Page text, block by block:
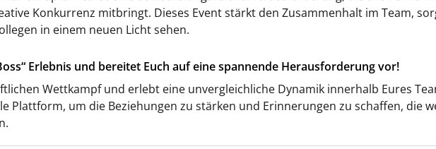
Konkurrenz mitbringt. Dieses Event stärkt den Zusammenhalt im Team,
in einem neuen Licht sehen.
Erlebnis und bereitet Euch auf eine spannende Herausforderung vor!
Wettkampf und erlebt eine unvergleichliche Dynamik innerhalb Eures
Plattform, um die Beziehungen zu stärken und Erinnerungen zu schaffen, die